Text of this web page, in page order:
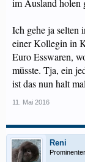
im Ausland holen
Ich gehe ja selten
einer Kollegin in
Euro Esswaren,
müsste. Tja, ein
ist das nun halt
11. Mai 2016
Reni